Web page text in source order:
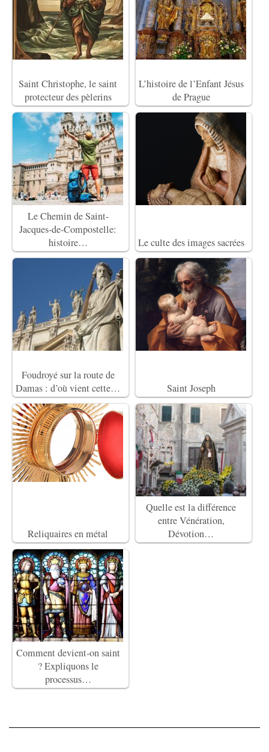
Saint Christophe, le saint
protecteur des pèlerins
L’histoire de l’Enfant Jésus
de Prague
Le Chemin de Saint-
Jacques-de-Compostelle:
histoire…
Le culte des images sacrées
Foudroyé sur la route de
Damas : d’où vient cette…
Saint Joseph
Reliquaires en métal
Quelle est la différence
entre Vénération,
Dévotion…
Comment devient-on saint
? Expliquons le
processus…